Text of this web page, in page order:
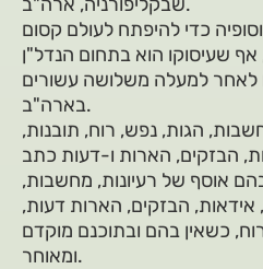
כדי להיפתח לעולם קסום
למעלה משלושה עשורים
בארה"ב.
הגות, נפש, רוח, תובנות,
הבזקים, הארות ו-דעות כתב
אוסף של רעיונות, מחשבות,
אידאות, הבזקים, הארות דעות,
כשאין בהם ובתוכנם מוקדם
ומאוחר.